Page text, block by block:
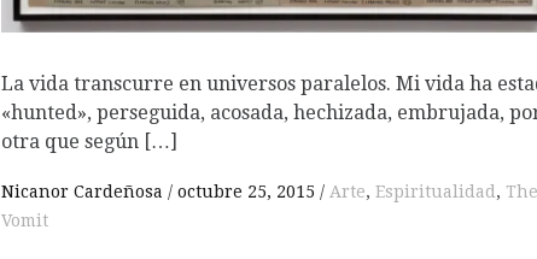
La vida transcurre en universos paralelos. Mi vida ha
«hunted», perseguida, acosada, hechizada, embrujada,
otra que según […]
Nicanor Cardeñosa octubre 25, 2015 Arte, Espiritualidad, The
Vomit